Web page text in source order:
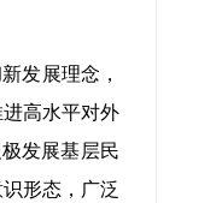
发展理念，
高水平对外
发展基层民
形态，广泛